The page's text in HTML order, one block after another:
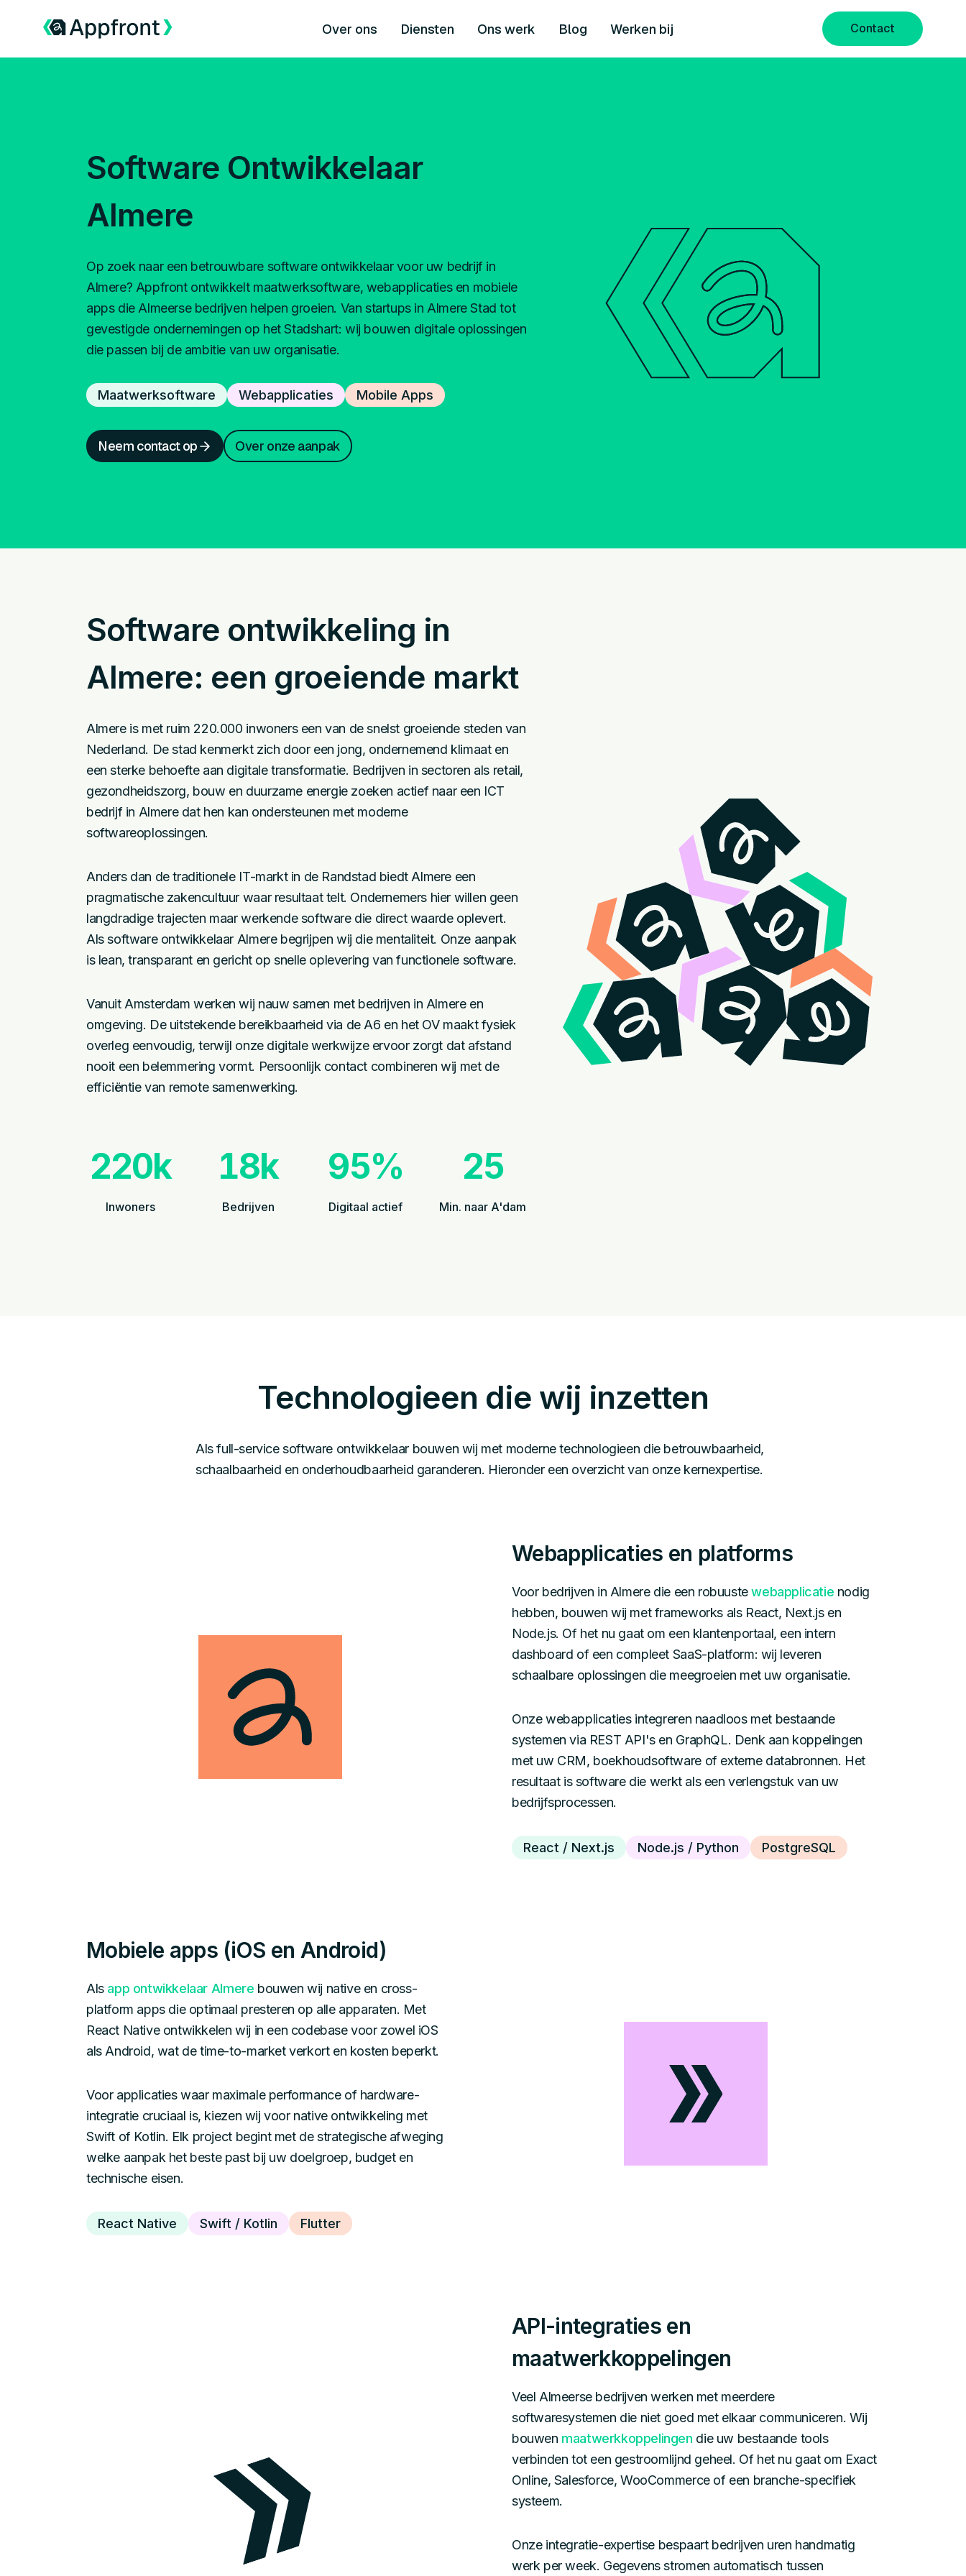
Over ons Diensten Ons werk Blog Werken bij Contact
Software Ontwikkelaar
Almere
Op zoek naar een betrouwbare software ontwikkelaar voor uw bedrijf in
Almere? Appfront ontwikkelt maatwerksoftware, webapplicaties en mobiele
apps die Almeerse bedrijven helpen groeien. Van startups in Almere Stad tot
gevestigde ondernemingen op het Stadshart: wij bouwen digitale oplossingen
die passen bij de ambitie van uw organisatie.
Maatwerksoftware Webapplicaties Mobile Apps
Neem contact op Over onze aanpak
Software ontwikkeling in
Almere: een groeiende markt
Almere is met ruim 220.000 inwoners een van de snelst groeiende steden van
Nederland. De stad kenmerkt zich door een jong, ondernemend klimaat en
een sterke behoefte aan digitale transformatie. Bedrijven in sectoren als retail,
gezondheidszorg, bouw en duurzame energie zoeken actief naar een ICT
bedrijf in Almere dat hen kan ondersteunen met moderne
softwareoplossingen.
Anders dan de traditionele IT-markt in de Randstad biedt Almere een
pragmatische zakencultuur waar resultaat telt. Ondernemers hier willen geen
langdradige trajecten maar werkende software die direct waarde oplevert.
Als software ontwikkelaar Almere begrijpen wij die mentaliteit. Onze aanpak
is lean, transparant en gericht op snelle oplevering van functionele software.
Vanuit Amsterdam werken wij nauw samen met bedrijven in Almere en
omgeving. De uitstekende bereikbaarheid via de A6 en het OV maakt fysiek
overleg eenvoudig, terwijl onze digitale werkwijze ervoor zorgt dat afstand
nooit een belemmering vormt. Persoonlijk contact combineren wij met de
efficiëntie van remote samenwerking.
220k
Inwoners
18k
Bedrijven
95%
Digitaal actief
25
Min. naar A'dam
Technologieen die wij inzetten
Als full-service software ontwikkelaar bouwen wij met moderne technologieen die betrouwbaarheid,
schaalbaarheid en onderhoudbaarheid garanderen. Hieronder een overzicht van onze kernexpertise.
Webapplicaties en platforms
Voor bedrijven in Almere die een robuustewebapplicatie nodig
hebben, bouwen wij met frameworks als React, Next.js en
Node.js. Of het nu gaat om een klantenportaal, een intern
dashboard of een compleet SaaS-platform: wij leveren
schaalbare oplossingen die meegroeien met uw organisatie.
Onze webapplicaties integreren naadloos met bestaande
systemen via REST API's en GraphQL. Denk aan koppelingen
met uw CRM, boekhoudsoftware of externe databronnen. Het
resultaat is software die werkt als een verlengstuk van uw
bedrijfsprocessen.
React / Next.js Node.js / Python PostgreSQL
Mobiele apps (iOS en Android)
Als app ontwikkelaar Almere bouwen wij native en cross-
platform apps die optimaal presteren op alle apparaten. Met
React Native ontwikkelen wij in een codebase voor zowel iOS
als Android, wat de time-to-market verkort en kosten beperkt.
Voor applicaties waar maximale performance of hardware-
integratie cruciaal is, kiezen wij voor native ontwikkeling met
Swift of Kotlin. Elk project begint met de strategische afweging
welke aanpak het beste past bij uw doelgroep, budget en
technische eisen.
React Native Swift / Kotlin Flutter
API-integraties en
maatwerkkoppelingen
Veel Almeerse bedrijven werken met meerdere
softwaresystemen die niet goed met elkaar communiceren. Wij
bouwen maatwerkkoppelingen die uw bestaande tools
verbinden tot een gestroomlijnd geheel. Of het nu gaat om Exact
Online, Salesforce, WooCommerce of een branche-specifiek
systeem.
Onze integratie-expertise bespaart bedrijven uren handmatig
werk per week. Gegevens stromen automatisch tussen